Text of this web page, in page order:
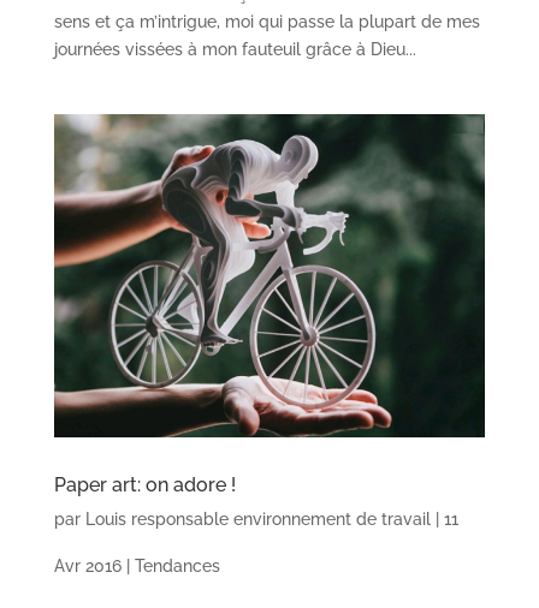
sens et ça m’intrigue, moi qui passe la plupart de mes
journées vissées à mon fauteuil grâce à Dieu...
Paper art: on adore !
par Louis responsable environnement de travail| 11
Avr 2016| Tendances